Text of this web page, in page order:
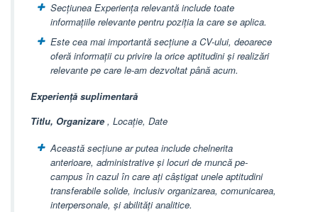
Secțiunea Experiența relevantă include toate
informațiile relevante pentru poziția la care se aplica.
Este cea mai importantă secțiune a CV-ului, deoarece
oferă informații cu privire la orice aptitudini și realizări
relevante pe care le-am dezvoltat până acum.
Experiență suplimentară
Titlu, Organizare, Locație, Date
Această secțiune ar putea include chelnerita
anterioare, administrative și locuri de muncă pe-
campus în cazul în care ați câștigat unele aptitudini
transferabile solide, inclusiv organizarea, comunicarea,
interpersonale, și abilități analitice.